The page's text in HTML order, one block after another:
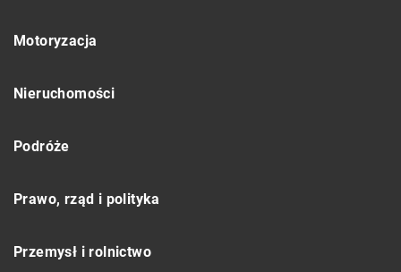
Motoryzacja
Nieruchomości
Podróże
Prawo, rząd i polityka
Przemysł i rolnictwo